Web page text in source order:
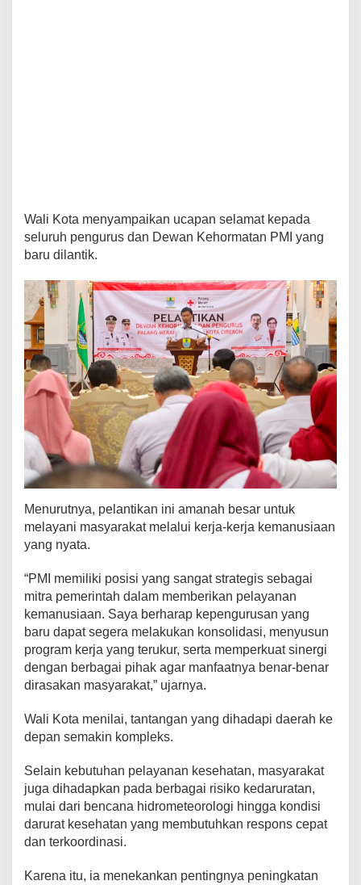
Wali Kota menyampaikan ucapan selamat kepada
seluruh pengurus dan Dewan Kehormatan PMI yang
baru dilantik.
Menurutnya, pelantikan ini amanah besar untuk
melayani masyarakat melalui kerja-kerja kemanusiaan
yang nyata.
“PMI memiliki posisi yang sangat strategis sebagai
mitra pemerintah dalam memberikan pelayanan
kemanusiaan. Saya berharap kepengurusan yang
baru dapat segera melakukan konsolidasi, menyusun
program kerja yang terukur, serta memperkuat sinergi
dengan berbagai pihak agar manfaatnya benar-benar
dirasakan masyarakat,” ujarnya.
Wali Kota menilai, tantangan yang dihadapi daerah ke
depan semakin kompleks.
Selain kebutuhan pelayanan kesehatan, masyarakat
juga dihadapkan pada berbagai risiko kedaruratan,
mulai dari bencana hidrometeorologi hingga kondisi
darurat kesehatan yang membutuhkan respons cepat
dan terkoordinasi.
Karena itu, ia menekankan pentingnya peningkatan